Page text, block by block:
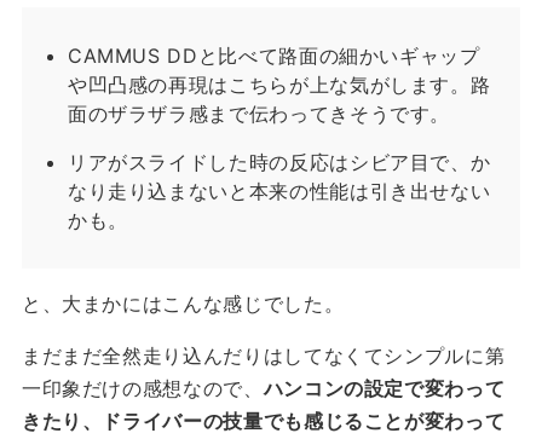
CAMMUS DDと比べて路面の細かいギャップ
や凹凸感の再現はこちらが上な気がします。路
面のザラザラ感まで伝わってきそうです。
リアがスライドした時の反応はシビア目で、か
なり走り込まないと本来の性能は引き出せない
かも。
と、大まかにはこんな感じでした。
まだまだ全然走り込んだりはしてなくてシンプルに第
一印象だけの感想なので、ハンコンの設定で変わって
きたり、ドライバーの技量でも感じることが変わって